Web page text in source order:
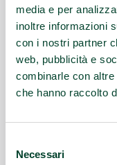
media e per
inoltre informazioni
con i nostri partner
web, pubblicità e
combinarle con
che hanno raccolto
delNecessari